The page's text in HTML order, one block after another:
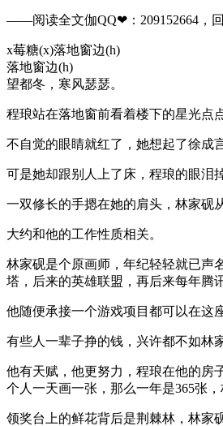
——阅读全文伽QQ❤：209152664，
x莓糖(x)落地窗边(h)
落地窗边(h)
望都冬，寒风瑟瑟。
程琅站在落地窗前看着楼下的星光点
不自觉的眼睛就红了，她想起了徐成
可是她却跟别人上了床，程琅的眼泪
一双修长的手摁在她的肩头，林家砚
大约和他的工作性质相关。
林家砚是个原画师，年纪轻轻就已声
塔，后来的英雄联盟，再后来每年腾
他随便承接一个游戏项目都可以在这
有些人一辈子挣的钱，兴许都不如林
他有天赋，他更努力，程琅在他的房
个人一天画一张，那么一年是365张
领奖台上的鲜花背后是荆棘林，林家